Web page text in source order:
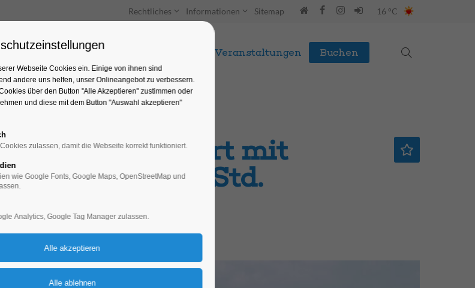
Rechtliches Informationen Sitemap 16 °C
Unterkünfte Entdecken & Erleben Veranstaltungen Buchen
Seenrundfahrt mit
2,5 Std.
11:00–13:30
Webseite Cookies ein. Einige von ihnen sind
andere uns helfen, unser Onlineangebot zu verbessern.
über den Button "Alle Akzeptieren" zustimmen oder
und diese mit dem Button "Auswahl akzeptieren"
zulassen, damit die Webseite korrekt funktioniert.
wie Google Fonts, Google Maps, OpenStreetMap und
Analytics, Google Tag Manager zulassen.